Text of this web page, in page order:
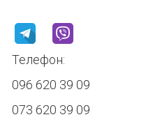
Телефон:
096 620 39 09
073 620 39 09